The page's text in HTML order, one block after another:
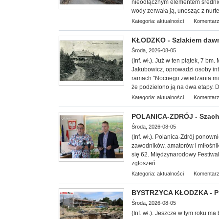
nieodłącznym elementem
wody zerwała ją, unosząc z
Kategoria: aktualności
KŁODZKO - Szlakiem
Środa, 2026-08-05
(Inf. wł.). Już w ten piątek, 7 bm.
Jakubowicz, oprowadzi osoby
ramach "Nocnego zwiedzania
że podzielono ją na dwa etapy.
Kategoria: aktualności
POLANICA-ZDRÓJ -
Środa, 2026-08-05
(Inf. wł.). Polanica-Zdrój
zawodników, amatorów i
się 62. Międzynarodowy
zgłoszeń.
Kategoria: aktualności
BYSTRZYCA KŁODZKA -
Środa, 2026-08-05
(Inf. wł.). Jeszcze w tym roku ma